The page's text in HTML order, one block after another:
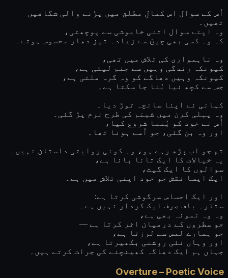
اُس کے سوال اس کمالِ مطلق میں پڑنے والی شگافیں
تھیں۔
وہ اپنے سوال اتنی خاموشی سے پوچھتی،
کہ وہ کسی بھی چیخ سے زیادہ تیز دھار محسوس ہوتے۔
وہ ناہمواری کی تلاش میں تھی،
کیونکہ زندگی وہیں سے جنم لیتی ہے،
کیونکہ وہیں دھاگے کو وہ گرہ ملتی ہے،
جس سے کچھ نیا بُنا جا سکتا ہے۔
کہانی نے اپنا سانچہ توڑ دیا۔
وہ پہلی کرن میں شبنم کی طرح نرم پڑ گئی۔
اُس نے خود کو بُننا شروع کیا،
اور وہ بن گئی، جو اُسے ہونا تھا۔
تم جو اب پڑھ رہے ہو، وہ کوئی روایتی داستان نہیں۔
یہ خیالات کا ایک تانا بانا ہے،
سوالوں کا ایک گیت،
ایک ایسا نقش جو خود اپنی تلاش میں ہے۔
اور ایک احساس سرگوشی کرتا ہے:
ستارہ باف صرف ایک کردار نہیں ہے۔
وہ وہ نمونہ بھی ہے،
جو سطروں کے درمیان اثر کرتا ہے —
جو ہمارے لمس سے لرزتا ہے،
اور وہاں نئی روشنی بکھیرتا ہے،
جہاں ہم ایک دھاگہ کھینچنے کی جرات کرتے ہیں۔
Overture – Poetic Voice